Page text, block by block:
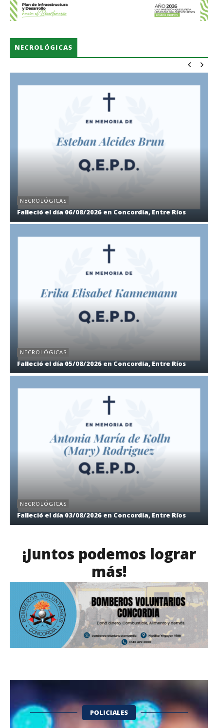
NECROLÓGICAS
NECROLÓGICAS
Falleció el día 06/08/2026 en Concordia, Entre Ríos
NECROLÓGICAS
Falleció el día 05/08/2026 en Concordia, Entre Ríos
NECROLÓGICAS
Falleció el día 03/08/2026 en Concordia, Entre Ríos
¡Juntos podemos lograr
más!
POLICIALES